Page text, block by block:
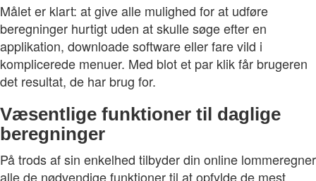
Målet er klart: at give alle mulighed for at udføre
beregninger hurtigt uden at skulle søge efter en
applikation, downloade software eller fare vild i
komplicerede menuer. Med blot et par klik får brugeren
det resultat, de har brug for.
Væsentlige funktioner til daglige
beregninger
På trods af sin enkelhed tilbyder din online lommeregner
alle de nødvendige funktioner til at opfylde de mest